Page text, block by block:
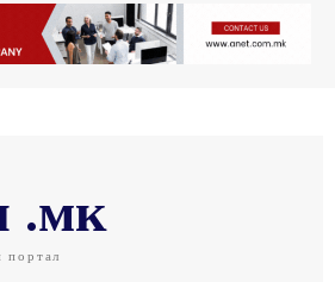
.мк
портал